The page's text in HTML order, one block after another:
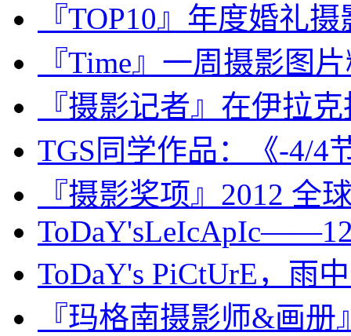
『TOP10』年度婚礼
『Time』一周摄影图
『摄影记者』在伊拉
TGS同学作品：《-4/4
『摄影奖项』2012 全
ToDaY's PiCtUrE，雨
『玛格南摄影师&画册